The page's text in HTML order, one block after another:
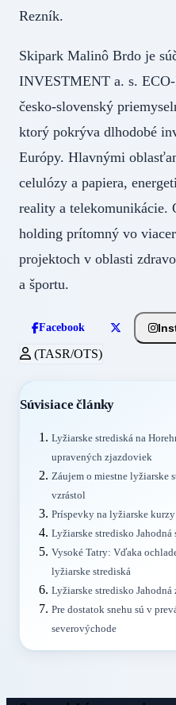
Rezník.
Skipark Malinô Brdo je
INVESTMENT a. s.
česko-slovenský
ktorý pokrýva dlhodobé
Európy. Hlavnými
celulózy a papiera,
reality a telekomunikácie.
holding prítomný vo
projektoch v oblasti
a športu.
Facebook
(TASR/OTS)
Súvisiace články
Lyžiarske strediská na
upravených zjazdoviek
Záujem o miestne lyžiarske
vzrástol
Príspevky na lyžiarske
Lyžiarske stredisko
Vysoké Tatry: Vďaka
lyžiarske strediská
Lyžiarske stredisko Jahodná
Pre dostatok snehu sú v
severovýchode